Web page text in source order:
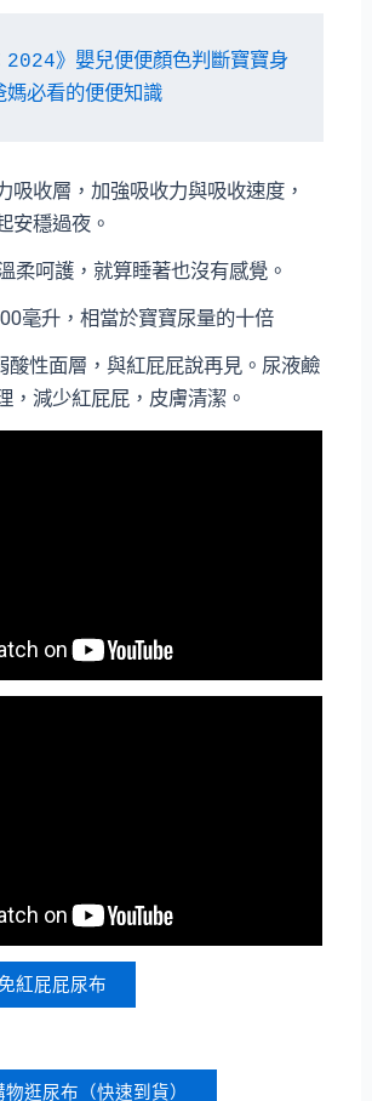
2024》嬰兒便便顏色判斷寶寶身
媽必看的便便知識
吸收層，加強吸收力與吸收速度，
安穩過夜。
柔呵護，就算睡著也沒有感覺。
毫升，相當於寶寶尿量的十倍
酸性面層，與紅屁屁說再見。尿液鹼
，減少紅屁屁，皮膚清潔。
紅屁屁尿布
逛尿布（快速到貨）